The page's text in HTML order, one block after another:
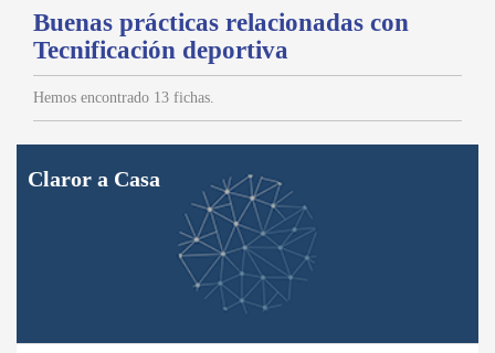
Buenas prácticas relacionadas con
Tecnificación deportiva
Hemos encontrado 13 fichas.
Claror a Casa